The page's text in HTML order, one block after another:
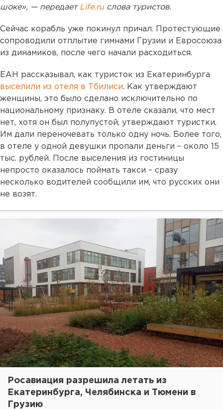
шоке», — передает Life.ruслова туристов.
Сейчас корабль уже покинул причал. Протестующие
сопроводили отплытие гимнами Грузии и Евросоюза
из динамиков, после чего начали расходиться.
ЕАН рассказывал, как туристок из Екатеринбурга
выселили из отеля в Тбилиси. Как утверждают
женщины, это было сделано исключительно по
национальному признаку. В отеле сказали, что мест
нет, хотя он был полупустой, утверждают туристки.
Им дали переночевать только одну ночь. Более того,
в отеле у одной девушки пропали деньги – около 15
тыс. рублей. После выселения из гостиницы
непросто оказалось поймать такси – сразу
несколько водителей сообщили им, что русских они
не возят.
Росавиация разрешила летать из
Екатеринбурга, Челябинска и Тюмени в
Грузию